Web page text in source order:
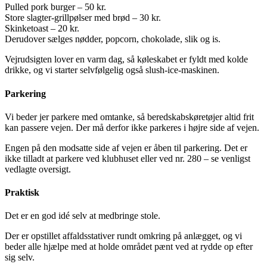
Pulled pork burger – 50 kr.
Store slagter-grillpølser med brød – 30 kr.
Skinketoast – 20 kr.
Derudover sælges nødder, popcorn, chokolade, slik og is.
Vejrudsigten lover en varm dag, så køleskabet er fyldt med kolde
drikke, og vi starter selvfølgelig også slush-ice-maskinen.
Parkering
Vi beder jer parkere med omtanke, så beredskabskøretøjer altid frit
kan passere vejen. Der må derfor ikke parkeres i højre side af vejen.
Engen på den modsatte side af vejen er åben til parkering. Det er
ikke tilladt at parkere ved klubhuset eller ved nr. 280 – se venligst
vedlagte oversigt.
Praktisk
Det er en god idé selv at medbringe stole.
Der er opstillet affaldsstativer rundt omkring på anlægget, og vi
beder alle hjælpe med at holde området pænt ved at rydde op efter
sig selv.